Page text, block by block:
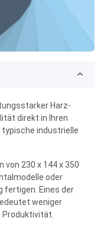
Harz-
direkt in Ihren
industrielle
von 230 x 144 x 350
oder
fertigen. Eines der
weniger